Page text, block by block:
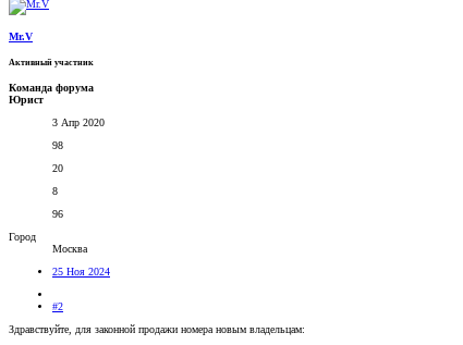
Mr.V
Активный участник
Команда форума
Юрист
3 Апр 2020
98
20
8
96
Город
Москва
25 Ноя 2024
#2
Здравствуйте, для законной продажи номера новым владельцам: